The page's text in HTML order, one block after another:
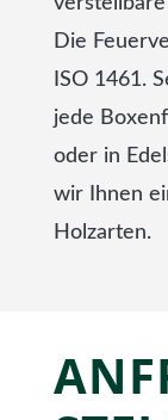
Die
ISO 1461.
jede
oder in
wir Ihnen
Holzarten.